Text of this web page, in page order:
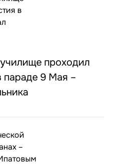
проходил
параде 9 Мая –